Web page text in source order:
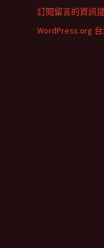
訂閱留言的資訊
WordPress.org